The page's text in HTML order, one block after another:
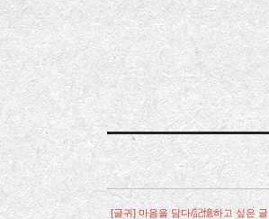
[글귀] 마음을 담다/記憶하고 싶은 글